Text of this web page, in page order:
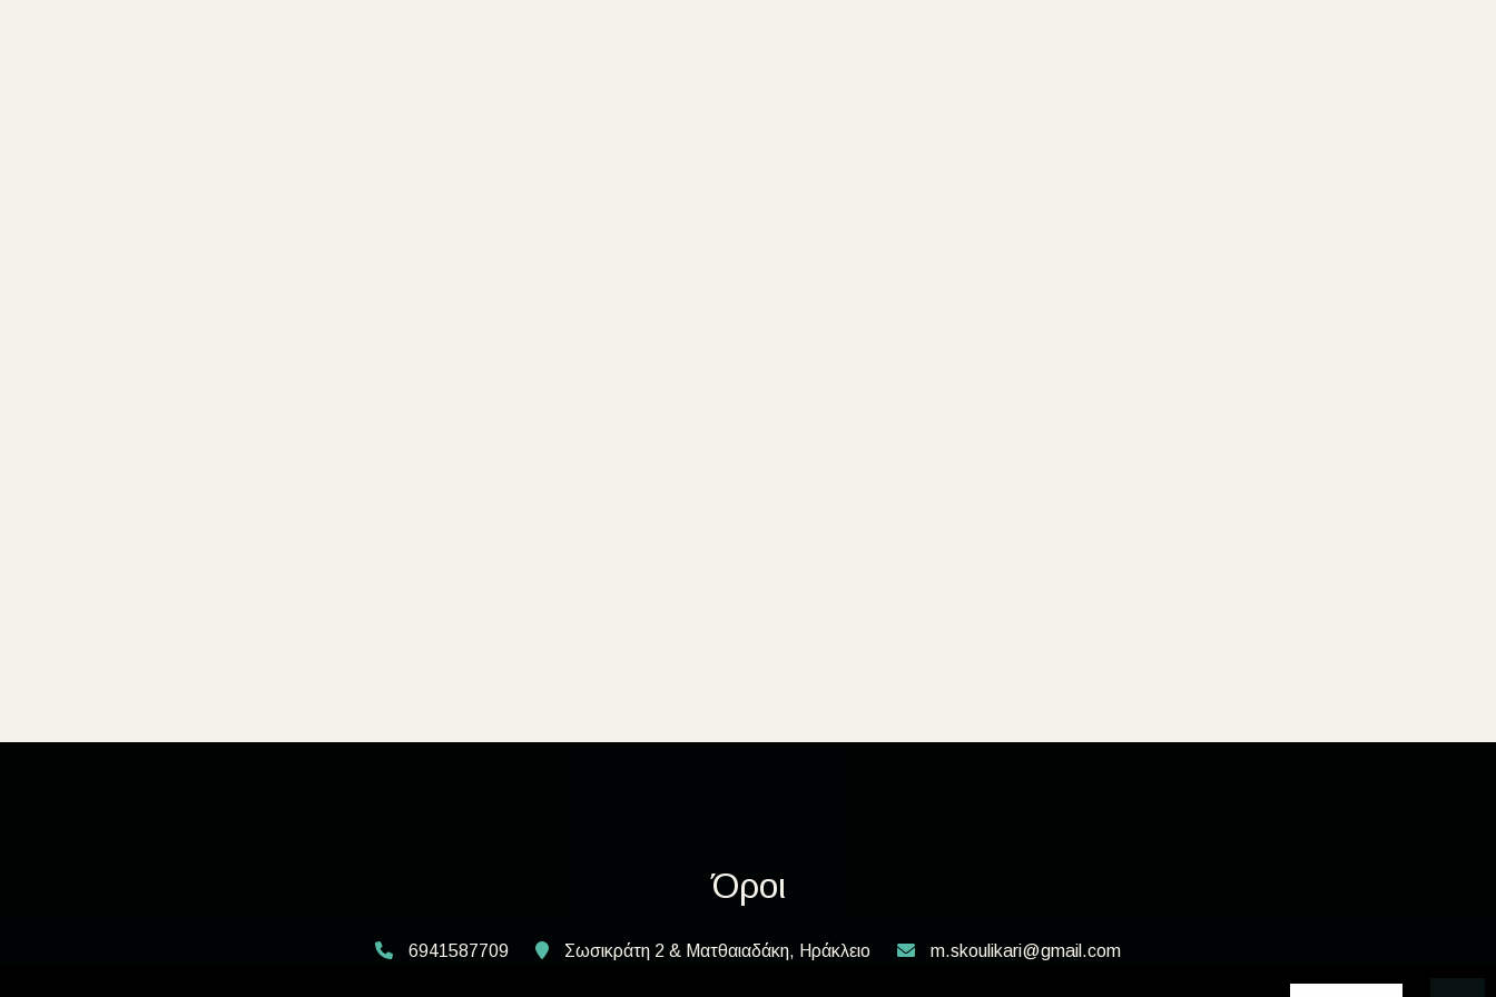
Όροι
6941587709 Σωσικράτη 2 & Ματθαιαδάκη, Ηράκλειο m.skoulikari@gmail.com